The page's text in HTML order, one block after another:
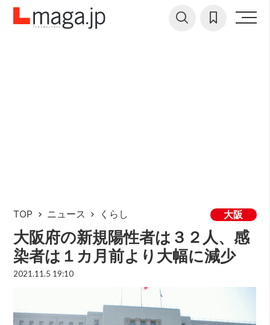
TOP ニュース くらし 大阪
大阪府の新規陽性者は３２人、感
染者は１カ月前より大幅に減少
2021.11.5 19:10